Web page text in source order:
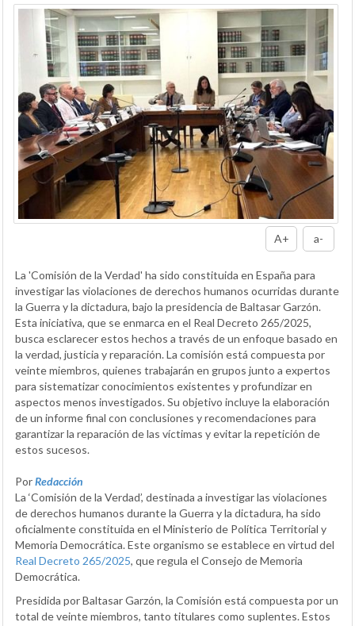
A+ a-
La 'Comisión de la Verdad' ha sido constituida en España para
investigar las violaciones de derechos humanos ocurridas durante
la Guerra y la dictadura, bajo la presidencia de Baltasar Garzón.
Esta iniciativa, que se enmarca en el Real Decreto 265/2025,
busca esclarecer estos hechos a través de un enfoque basado en
la verdad, justicia y reparación. La comisión está compuesta por
veinte miembros, quienes trabajarán en grupos junto a expertos
para sistematizar conocimientos existentes y profundizar en
aspectos menos investigados. Su objetivo incluye la elaboración
de un informe final con conclusiones y recomendaciones para
garantizar la reparación de las víctimas y evitar la repetición de
estos sucesos.
PorRedacción
La ‘Comisión de la Verdad’, destinada a investigar las violaciones
de derechos humanos durante la Guerra y la dictadura, ha sido
oficialmente constituida en el Ministerio de Política Territorial y
Memoria Democrática. Este organismo se establece en virtud del
Real Decreto 265/2025, que regula el Consejo de Memoria
Democrática.
Presidida por Baltasar Garzón, la Comisión está compuesta por un
total de veinte miembros, tanto titulares como suplentes. Estos